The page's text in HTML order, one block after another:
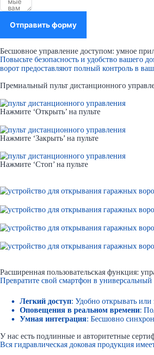
Отправить форму
Бесшовное управление доступом: умное
Повысьте безопасность и удобство вашего
ворот предоставляют полный контроль в
Премиальный пульт дистанционного
Нажмите ‘Открыть’ на пульте
Нажмите ‘Закрыть’ на пульте
Нажмите ‘Стоп’ на пульте
Расширенная пользовательская функция:
Превратите свой смартфон в
Легкий доступ: Удобно открывать
Оповещения в реальном времени:
Умная интеграция: Бесшовно
У нас есть подлинные и авторитетные
Вся гидравлическая доковая продукция